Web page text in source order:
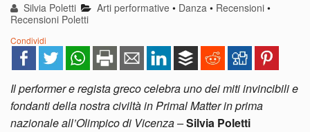
Silvia Poletti Arti performative • Danza • Recensioni •
Recensioni Poletti
Condividi
Il performer e regista greco celebra uno dei miti invincibili e
fondanti della nostra civiltà in Primal Matter in prima
nazionale all’Olimpico di Vicenza –Silvia Poletti